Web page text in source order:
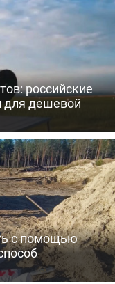
российские
для дешевой
с помощью